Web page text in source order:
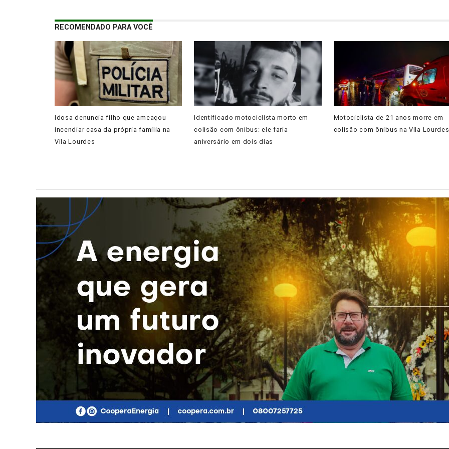
RECOMENDADO PARA VOCÊ
Idosa denuncia filho que ameaçou
incendiar casa da própria família na
Vila Lourdes
Identificado motociclista morto em
colisão com ônibus: ele faria
aniversário em dois dias
Motociclista de 21 anos morre em
colisão com ônibus na Vila Lourdes